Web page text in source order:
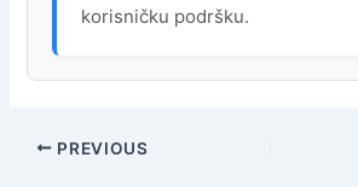
korisničku podršku.
PREVIOUS